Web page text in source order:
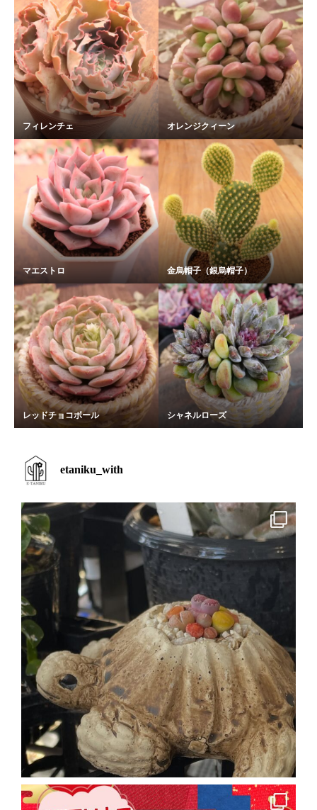
フィレンチェ オレンジクィーン
マエストロ 金烏帽子（銀烏帽子）
レッドチョコボール シャネルローズ
etaniku_with